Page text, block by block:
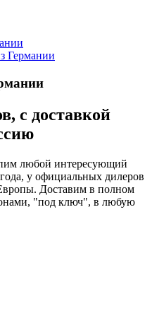
Германии
с доставкой
любой интересующий
у официальных дилеров
Доставим в полном
"под ключ", в любую